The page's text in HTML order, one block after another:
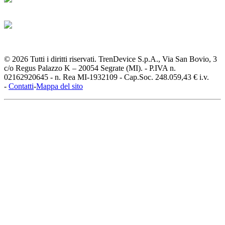
© 2026 Tutti i diritti riservati. TrenDevice S.p.A., Via San Bovio, 3
c/o Regus Palazzo K – 20054 Segrate (MI). - P.IVA n.
02162920645 - n. Rea MI-1932109 - Cap.Soc. 248.059,43 € i.v.
- Contatti-Mappa del sito